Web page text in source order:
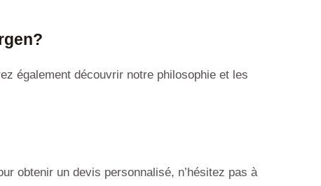
également découvrir notre philosophie et les
obtenir un devis personnalisé, n’hésitez pas à